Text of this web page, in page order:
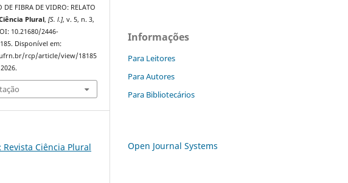
DE FIBRA DE VIDRO: RELATO
Plural,[S. l.], v. 5, n. 3,
10.21680/2446-
Disponível em:
rcp/article/view/18185
Revista Ciência Plural
Informações
Para Leitores
Para Autores
Para Bibliotecários
Open Journal Systems